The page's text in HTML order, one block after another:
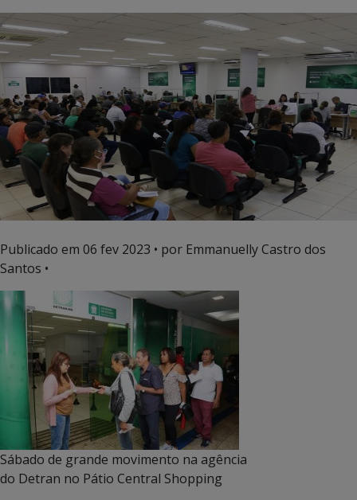
Publicado em 06 fev 2023 • por Emmanuelly Castro dos
Santos •
Sábado de grande movimento na agência
do Detran no Pátio Central Shopping